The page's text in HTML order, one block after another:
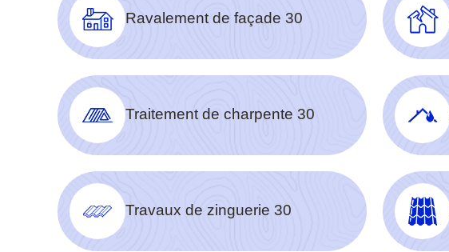
Ravalement de façade 30
Traitement de charpente 30
Travaux de zinguerie 30